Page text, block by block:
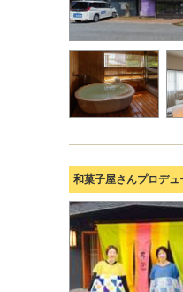
和菓子屋さんプロデュ